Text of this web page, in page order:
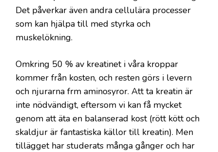
Det påverkar även andra cellulära processer
som kan hjälpa till med styrka och
muskelökning.
Omkring 50 % av kreatinet i våra kroppar
kommer från kosten, och resten görs i levern
och njurarna frm aminosyror. Att ta kreatin är
inte nödvändigt, eftersom vi kan få mycket
genom att äta en balanserad kost (rött kött och
skaldjur är fantastiska källor till kreatin). Men
tillägget har studerats många gånger och har